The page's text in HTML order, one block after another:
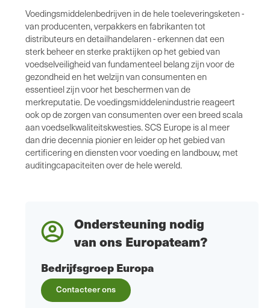
Voedingsmiddelenbedrijven in de hele toeleveringsketen -
van producenten, verpakkers en fabrikanten tot
distributeurs en detailhandelaren - erkennen dat een
sterk beheer en sterke praktijken op het gebied van
voedselveiligheid van fundamenteel belang zijn voor de
gezondheid en het welzijn van consumenten en
essentieel zijn voor het beschermen van de
merkreputatie. De voedingsmiddelenindustrie reageert
ook op de zorgen van consumenten over een breed scala
aan voedselkwaliteitskwesties. SCS Europe is al meer
dan drie decennia pionier en leider op het gebied van
certificering en diensten voor voeding en landbouw, met
auditingcapaciteiten over de hele wereld.
Ondersteuning nodig
van ons Europateam?
Bedrijfsgroep Europa
Contacteer ons